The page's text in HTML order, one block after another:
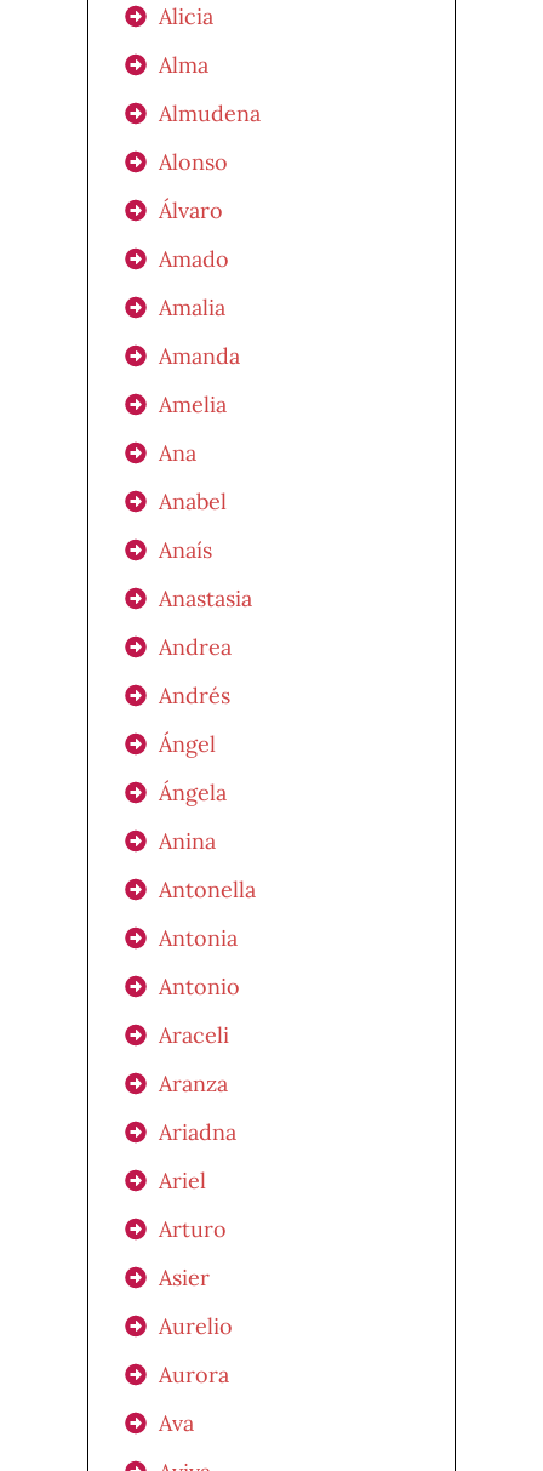
Alicia
Alma
Almudena
Alonso
Álvaro
Amado
Amalia
Amanda
Amelia
Ana
Anabel
Anaís
Anastasia
Andrea
Andrés
Ángel
Ángela
Anina
Antonella
Antonia
Antonio
Araceli
Aranza
Ariadna
Ariel
Arturo
Asier
Aurelio
Aurora
Ava